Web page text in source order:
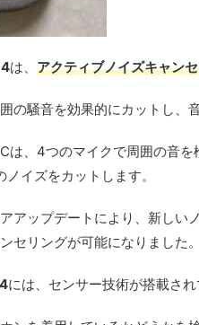
は、 アクティブノイズキャン
の騒音を効果的にカットし、
は、4つのマイクで周囲の音
イズをカットします。
アップデートにより、新しい
セリングが可能になりました。
には、センサー技術が搭載され